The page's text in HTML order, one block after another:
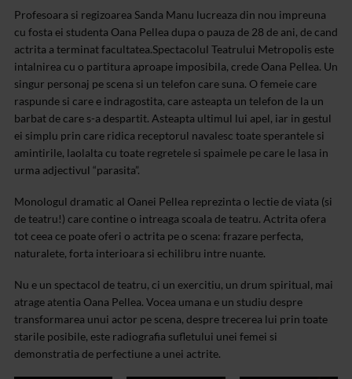
Profesoara si regizoarea Sanda Manu lucreaza din nou impreuna
cu fosta ei studenta Oana Pellea dupa o pauza de 28 de ani, de cand
actrita a terminat facultatea.Spectacolul Teatrului Metropolis este
intalnirea cu o partitura aproape imposibila, crede Oana Pellea. Un
singur personaj pe scena si un telefon care suna. O femeie care
raspunde si care e indragostita, care asteapta un telefon de la un
barbat de care s-a despartit. Asteapta ultimul lui apel, iar in gestul
ei simplu prin care ridica receptorul navalesc toate sperantele si
amintirile, laolalta cu toate regretele si spaimele pe care le lasa in
urma adjectivul “parasita”.
Monologul dramatic al Oanei Pellea reprezinta o lectie de viata (si
de teatru!) care contine o intreaga scoala de teatru. Actrita ofera
tot ceea ce poate oferi o actrita pe o scena: frazare perfecta,
naturalete, forta interioara si echilibru intre nuante.
Nu e un spectacol de teatru, ci un exercitiu, un drum spiritual, mai
atrage atentia Oana Pellea. Vocea umana e un studiu despre
transformarea unui actor pe scena, despre trecerea lui prin toate
starile posibile, este radiografia sufletului unei femei si
demonstratia de perfectiune a unei actrite.